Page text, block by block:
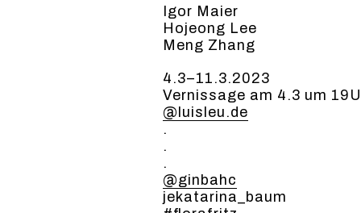
Igor Maier
Hojeong Lee
Meng Zhang
4.3–11.3.2023
Vernissage am 4.3 um
@luisleu.de
.
.
.
@ginbahc
jekatarina_baum